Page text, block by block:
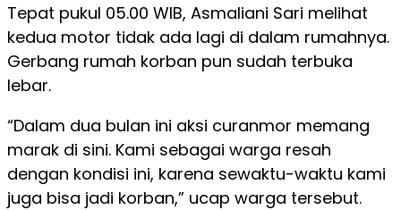
Tepat pukul 05.00 WIB, Asmaliani Sari melihat
kedua motor tidak ada lagi di dalam rumahnya.
Gerbang rumah korban pun sudah terbuka
lebar.
“Dalam dua bulan ini aksi curanmor memang
marak di sini. Kami sebagai warga resah
dengan kondisi ini, karena sewaktu-waktu kami
juga bisa jadi korban,” ucap warga tersebut.